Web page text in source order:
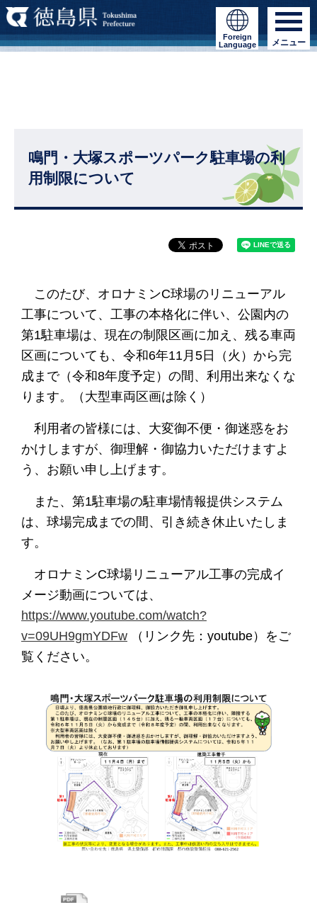
Foreign
Language
メニュー
鳴門・大塚スポーツパーク駐車場の利
用制限について
このたび、オロナミンC球場のリニューアル
工事について、工事の本格化に伴い、公園内の
第1駐車場は、現在の制限区画に加え、残る車両
区画についても、令和6年11月5日（火）から完
成まで（令和8年度予定）の間、利用出来なくな
ります。（大型車両区画は除く）
利用者の皆様には、大変御不便・御迷惑をお
かけしますが、御理解・御協力いただけますよ
う、お願い申し上げます。
また、第1駐車場の駐車場情報提供システム
は、球場完成までの間、引き続き休止いたしま
す。
オロナミンC球場リニューアル工事の完成イ
メージ動画については、
https://www.youtube.com/watch?
v=09UH9gmYDFw （リンク先：youtube）をご
覧ください。